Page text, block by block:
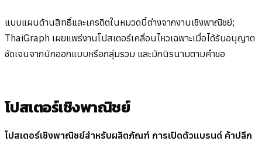
แบบแผนด้านสิทธิ์และเครดิตในหมวดนี้ต่างจากงานเชิงพาณิชย์;
ThaiGraph เผยแพร่งานโปสเตอร์เคลื่อนไหวเฉพาะเมื่อได้รับอนุญาต
ชัดเจนจากนักออกแบบหรือกลุ่มรวม และมักนิรนามตามคำขอ
โปสเตอร์เชิงพาณิชย์
โปสเตอร์เชิงพาณิชย์สำหรับผลิตภัณฑ์ การเปิดตัวแบรนด์ ค้าปลีก